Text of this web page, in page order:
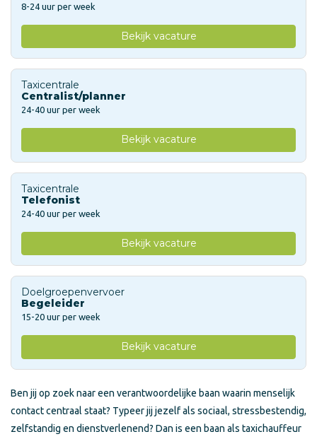
8-24 uur per week
Bekijk vacature
Taxicentrale
Centralist/planner
24-40 uur per week
Bekijk vacature
Taxicentrale
Telefonist
24-40 uur per week
Bekijk vacature
Doelgroepenvervoer
Begeleider
15-20 uur per week
Bekijk vacature
Ben jij op zoek naar een verantwoordelijke baan waarin menselijk
contact centraal staat? Typeer jij jezelf als sociaal, stressbestendig,
zelfstandig en dienstverlenend? Dan is een baan als taxichauffeur